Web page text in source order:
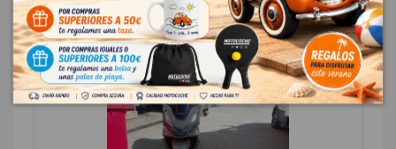
DIRECCIÓN / TRANSMISIÓN 1